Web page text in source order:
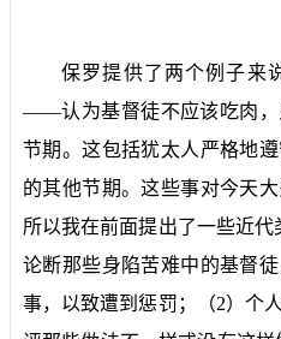
保罗提供了两个例子来
——认为基督徒不应该吃肉，
节期。这包括犹太人严格地
的其他节期。这些事对今天
所以我在前面提出了一些近代
论断那些身陷苦难中的基督
事，以致遭到惩罚；（2）个